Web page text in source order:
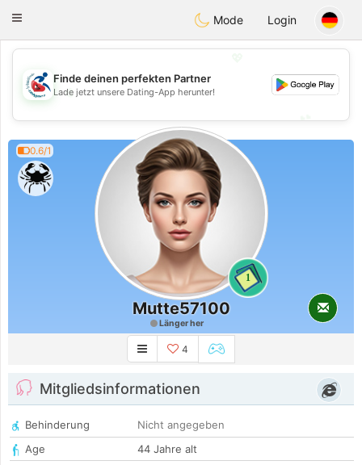
Handi Space
Toggle
Mode Login
💖
💕
Finde deinen perfekten Partner
Lade jetzt unsere Dating-App herunter!
0.6/1
1
Mutte57100
Länger her
4
Mitgliedsinformationen
Behinderung
Nicht angegeben
Age
44 Jahre alt